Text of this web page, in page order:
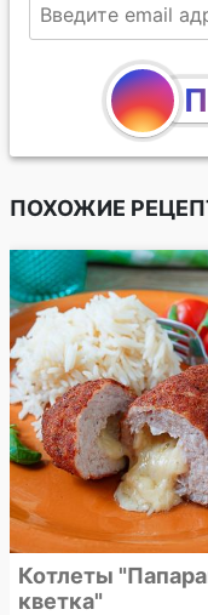
ПОХОЖИЕ
Котлеты
кветка"